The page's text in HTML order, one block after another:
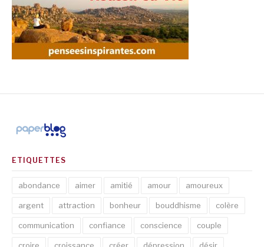
ETIQUETTES
abondance aimer amitié amour amoureux
argent attraction bonheur bouddhisme colère
communication confiance conscience couple